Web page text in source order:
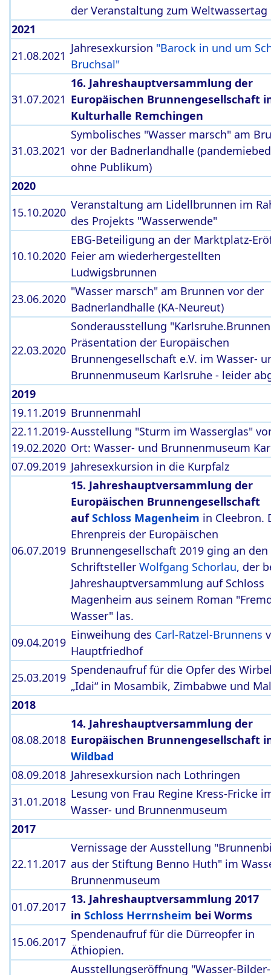
der Veranstaltung zum Weltwassertag
2021
21.08.2021
Jahresexkursion "Barock in und um
Bruchsal"
31.07.2021
16. Jahreshauptversammlung der
Europäischen Brunnengesellschaft
Kulturhalle Remchingen
31.03.2021
Symbolisches "Wasser marsch" am
vor der Badnerlandhalle
ohne Publikum)
2020
15.10.2020
Veranstaltung am Lidellbrunnen im
des Projekts "Wasserwende"
10.10.2020
EBG-Beteiligung an der Marktplatz-
Feier am wiederhergestellten
Ludwigsbrunnen
23.06.2020
"Wasser marsch" am Brunnen vor der
Badnerlandhalle (KA-Neureut)
22.03.2020
Sonderausstellung
Präsentation der Europäischen
Brunnengesellschaft e.V. im Wasser-
Brunnenmuseum Karlsruhe - leider
2019
19.11.2019 Brunnenmahl
22.11.2019-
19.02.2020
Ausstellung "Sturm im Wasserglas"
Ort: Wasser- und Brunnenmuseum
07.09.2019 Jahresexkursion in die Kurpfalz
06.07.2019
15. Jahreshauptversammlung der
Europäischen Brunnengesellschaft
aufSchloss Magenheim in Cleebron.
Ehrenpreis der Europäischen
Brunnengesellschaft 2019 ging an den
Schriftsteller Wolfgang Schorlau, der
Jahreshauptversammlung auf Schloss
Magenheim aus seinem Roman
Wasser" las.
09.04.2019
Einweihung des Carl-Ratzel-Brunnens
Hauptfriedhof
25.03.2019
Spendenaufruf für die Opfer des
„Idai“ in Mosambik, Zimbabwe und
2018
08.08.2018
14. Jahreshauptversammlung der
Europäischen Brunnengesellschaft
Wildbad
08.09.2018 Jahresexkursion nach Lothringen
31.01.2018
Lesung von Frau Regine Kress-Fricke
Wasser- und Brunnenmuseum
2017
22.11.2017
Vernissage der Ausstellung
aus der Stiftung Benno Huth" im
Brunnenmuseum
01.07.2017
13. Jahreshauptversammlung 2017
in Schloss Herrnsheim bei Worms
15.06.2017
Spendenaufruf für die Dürreopfer in
Äthiopien.
Ausstellungseröffnung "Wasser-Bilder-